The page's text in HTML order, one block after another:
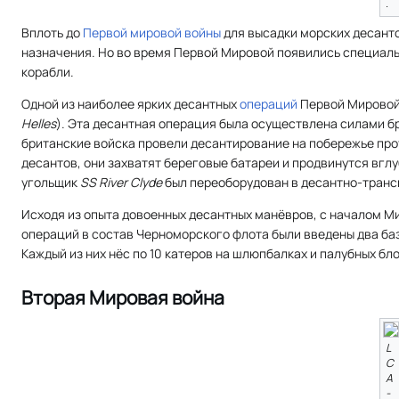
.
Вплоть до Первой мировой войныдля высадки морских
назначения. Но во время Первой Мировой появились
корабли.
Одной из наиболее ярких десантныхопераций Первой
Helles). Эта десантная операция была осуществлена силами
британские войска провели десантирование на побережье
десантов, они захватят береговые батареи и продвинутся
угольщик SS River Clydeбыл переоборудован в десантно-
Исходя из опыта довоенных десантных манёвров, с началом
операций в состав Черноморского флота были введены два
Каждый из них нёс по 10 катеров на шлюпбалках и палубных
Вторая Мировая война
L
C
A
-